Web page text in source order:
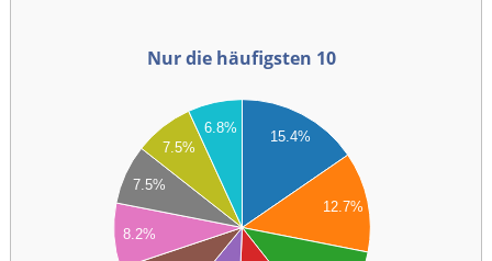
Nur die häufigsten 10
15.4%
12.7%
8.2%
7.5%
7.5%
6.8%